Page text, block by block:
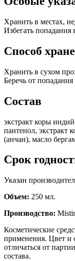
Хранить в местах,
Избегать попадания
Способ
Хранить в сухом
Беречь от
Состав
экстракт коры
пантенол, экстракт
(анчан), масло
Срок
Указан
Объем: 250 мл.
Производство:
Косметические
применения. Цвет и
отличаться от
состава.